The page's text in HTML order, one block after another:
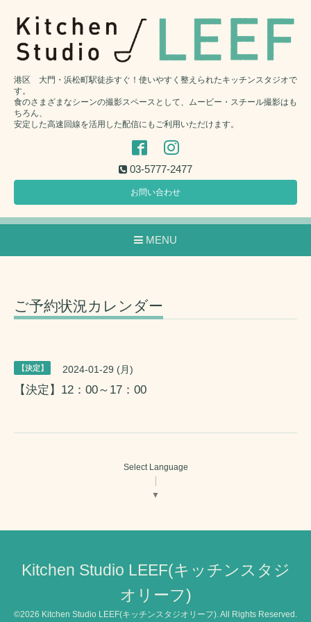
港区 大門・浜松町駅徒歩すぐ！使いやすく整えられたキッチンスタジオで
す。
食のさまざまなシーンの撮影スペースとして、ムービー・スチール撮影はも
ちろん、
安定した高速回線を活用した配信にもご利用いただけます。
03-5777-2477
お問い合わせ
MENU
ご予約状況カレンダー
【決定】 2024-01-29 (月)
【決定】12：00～17：00
Select Language
▼
Kitchen Studio LEEF(キッチンスタジ
オリーフ)
©2026 Kitchen Studio LEEF(キッチンスタジオリーフ) . All Rights Reserved.